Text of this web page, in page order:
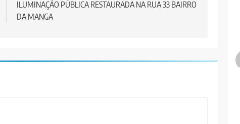
ILUMINAÇÃO PÚBLICA RESTAURADA NA RUA 33 BAIRRO
DA MANGA